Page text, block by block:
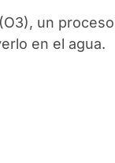
un proceso
en el agua.